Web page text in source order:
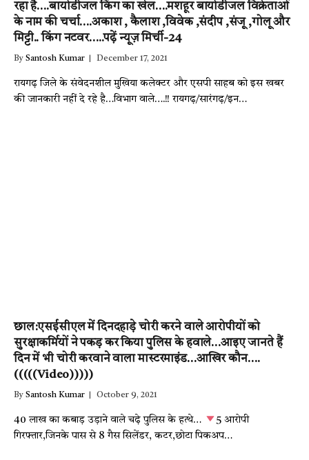
रहा है….बायोडीजल किंग का खेल….मशहूर बायोडीजल विक्रेताओं
के नाम की चर्चा….अकाश , कैलाश ,विवेक ,संदीप ,संजू ,गोलू और
मिट्टी.. किंग नटवर…..पढ़ें न्यूज़ मिर्ची-24
By Santosh Kumar December 17, 2021
रायगढ़ जिले के संवेदनशील मुखिया कलेक्टर और एसपी साहब को इस खबर
की जानकारी नहीं दे रहे है…विभाग वाले….!! रायगढ़/सारंगढ़/इन…
छाल:एसईसीएल में दिनदहाड़े चोरी करने वाले आरोपीयों को
सुरक्षाकर्मियों ने पकड़ कर किया पुलिस के हवाले…आइए जानते हैं
दिन में भी चोरी करवाने वाला मास्टरमाइंड…आखिर कौन….
(((((Video)))))
By Santosh Kumar October 9, 2021
40 लाख का कबाड़ उड़ाने वाले चढ़े पुलिस के हत्थे…
5 आरोपी
गिरफ्तार,जिनके पास से 8 गैस सिलेंडर, कटर,छोटा पिकअप…